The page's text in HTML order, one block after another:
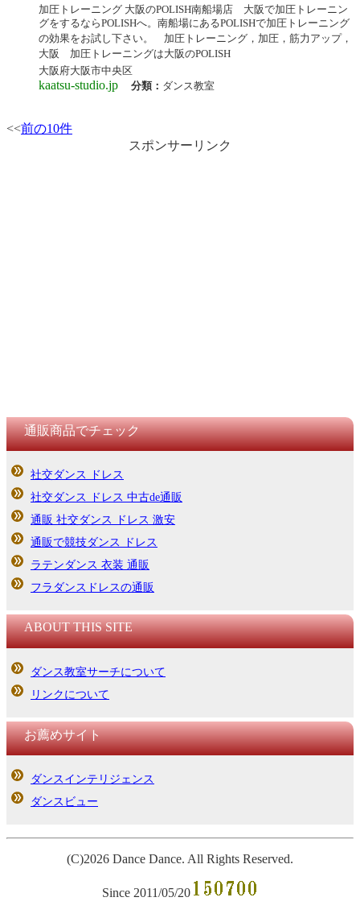
加圧トレーニング 大阪のPOLISH南船場店 大阪で加圧トレーニン
グをするならPOLISHへ。南船場にあるPOLISHで加圧トレーニング
の効果をお試し下さい。 加圧トレーニング，加圧，筋力アップ，
大阪 加圧トレーニングは大阪のPOLISH
大阪府大阪市中央区
kaatsu-studio.jp 分類： ダンス教室
<<前の10件
スポンサーリンク
通販商品でチェック
社交ダンス ドレス
社交ダンス ドレス 中古de通販
通販 社交ダンス ドレス 激安
通販で競技ダンス ドレス
ラテンダンス 衣装 通販
フラダンスドレスの通販
ABOUT THIS SITE
ダンス教室サーチについて
リンクについて
お薦めサイト
ダンスインテリジェンス
ダンスビュー
(C)2026 Dance Dance. All Rights Reserved.
Since 2011/05/20